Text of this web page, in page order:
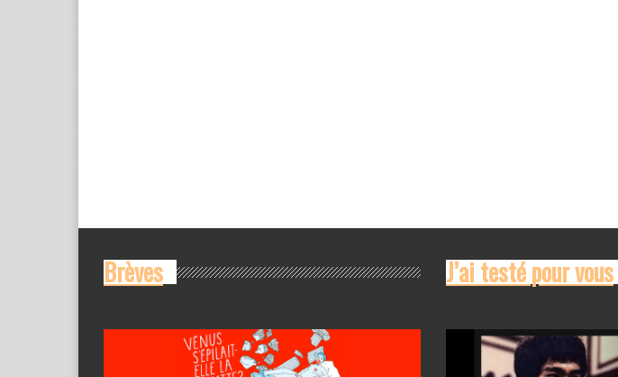
Brèves J’ai testé pour vous